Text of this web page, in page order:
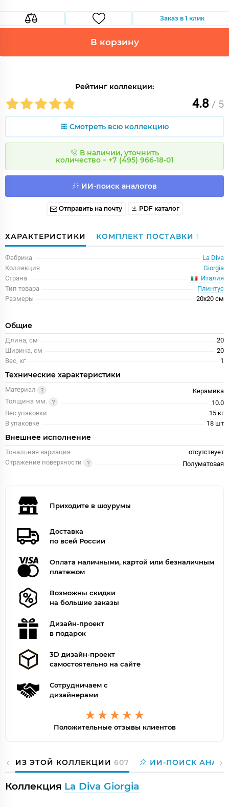
Заказ в 1 клик
В корзину
Рейтинг коллекции:
4.8 / 5
Смотреть всю коллекцию
В наличии, уточнить
количество – +7 (495) 966-18-01
ИИ-поиск аналогов
Отправить на почту PDF каталог
ХАРАКТЕРИСТИКИ КОМПЛЕКТ ПОСТАВКИ 1
Фабрика
La Diva
Коллекция
Giorgia
Страна
Италия
Тип товара
Плинтус
Размеры
20x20 см
Общие
Длина, см
20
Ширина, см
20
Вес, кг
1
Технические характеристики
Материал
Керамика
Толщина мм.
10.0
Вес упаковки
15 кг
В упаковке
18 шт
Внешнее исполнение
Тональная вариация
отсутствует
Отражение поверхности
Полуматовая
Приходите в шоурумы
Доставка
по всей России
Оплата наличными, картой или безналичным
платежом
Возможны скидки
на большие заказы
Дизайн-проект
в подарок
3D дизайн-проект
самостоятельно на сайте
Сотрудничаем с
дизайнерами
Положительные отзывы клиентов
ИЗ ЭТОЙ КОЛЛЕКЦИИ 607 ИИ-ПОИСК
Коллекция La Diva Giorgia